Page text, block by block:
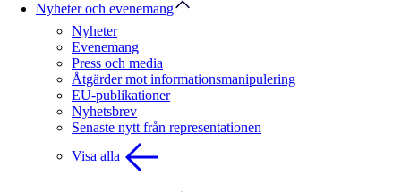
Nyheter och evenemang
Nyheter
Evenemang
Press och media
Åtgärder mot informationsmanipulering
EU-publikationer
Nyhetsbrev
Senaste nytt från representationen
Visa alla